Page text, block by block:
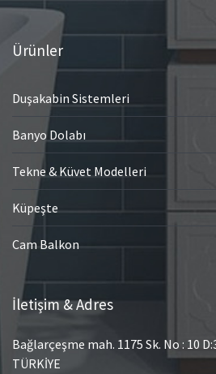
Ürünler
Duşakabin Sistemleri
Banyo Dolabı
Tekne & Küvet Modelleri
Küpeşte
Cam Balkon
İletişim & Adres
Bağlarçeşme mah. 1175 Sk. No : 10
TÜRKİYE